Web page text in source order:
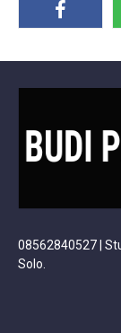
08562840527 |
Solo.